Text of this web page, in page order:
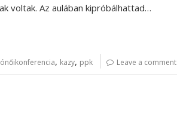
voltak. Az aulában kipróbálhattad…
, kazy, ppk Leave a comment